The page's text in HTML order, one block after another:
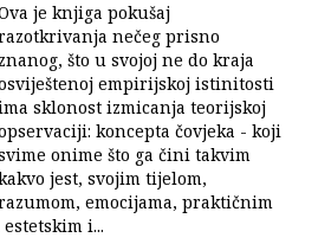
je knjiga pokušaj
nečeg prisno
znanog, što u svojoj ne do kraja
empirijskoj istinitosti
sklonost izmicanja teorijskoj
koncepta čovjeka - koji
onime što ga čini takvim
jest, svojim tijelom,
emocijama, praktičnim
i...